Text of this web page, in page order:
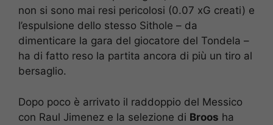
non si sono mai resi pericolosi (0.07 xG creati) e
l’espulsione dello stesso Sithole – da
dimenticare la gara del giocatore del Tondela –
ha di fatto reso la partita ancora di più un tiro al
bersaglio.
Dopo poco è arrivato il raddoppio del Messico
con Raul Jimenez e la selezione di Broos ha